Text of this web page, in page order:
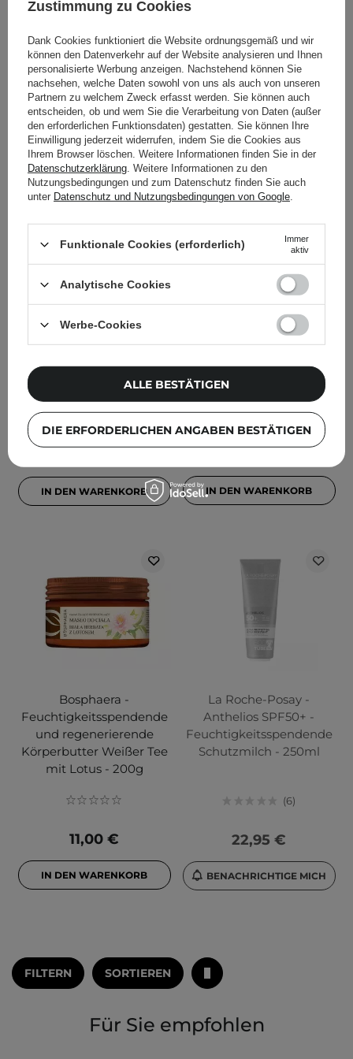
Erfrischende Melone mit
grünem Tee - 100ml
14
8,99 €
IN DEN WARENKORB
100ml
18
8,99 €
IN DEN WARENKORB
Natural Secrets -
Sheabutter - 100g
16
IN DEN WARENKORB
Q+A - Collagen Body
Butter - Kollagen-
Körperbutter - 200ml
IN DEN WARENKORB
Bosphaera -
Feuchtigkeitsspendende
und regenerierende
Körperbutter Weißer Tee
mit Lotus - 200g
11,00 €
IN DEN WARENKORB
La Roche-Posay -
Anthelios SPF50+ -
Feuchtigkeitsspendende
Schutzmilch - 250ml
6
22,95 €
BENACHRICHTIGE MICH
FILTERN SORTIEREN
Für Sie empfohlen
Zustimmung zu Cookies
Dank Cookies funktioniert die Website ordnungsgemäß und wir
können den Datenverkehr auf der Website analysieren und Ihnen
personalisierte Werbung anzeigen. Nachstehend können Sie
nachsehen, welche Daten sowohl von uns als auch von unseren
Partnern zu welchem Zweck erfasst werden. Sie können auch
entscheiden, ob und wem Sie die Verarbeitung von Daten (außer
den erforderlichen Funktionsdaten) gestatten. Sie können Ihre
Einwilligung jederzeit widerrufen, indem Sie die Cookies aus
Ihrem Browser löschen. Weitere Informationen finden Sie in der
Datenschutzerklärung . Weitere Informationen zu den
Nutzungsbedingungen und zum Datenschutz finden Sie auch
unter Datenschutz und Nutzungsbedingungen von Google
Funktionale Cookies (erforderlich)
Immer
aktiv
Analytische Cookies
Werbe-Cookies
DIE ERFORDERLICHEN ANGABEN BESTÄTIGEN
ALLE BESTÄTIGEN